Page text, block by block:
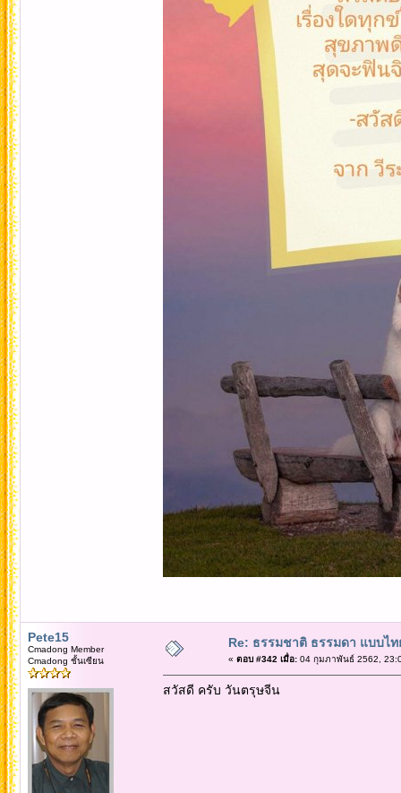
Pete15
Cmadong Member
Cmadong ชั้นเซียน
Re: ธรรมชาติ ธรรมดา แบบไท
« ตอบ #342 เมื่อ:04 กุมภาพันธ์ 2562,
สวัสดี ครับ วันตรุษจีน